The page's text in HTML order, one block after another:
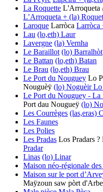
La Roquette L'Arroqueta
L’Arroqueta + (la)
Laroque Larròca Larròca
Lau (lo,eth) Laur
Lavergne (la) Vernha
Le Baraillot (lo) Barralhòt
Le Battan (lo,eth) Batan
Le Brau (lo,eth) Brau
Le Port du Nouguey Lo
Nouguèÿ (lo) Noguèir Lo
Le Port du Nouguey - La
Port dau Nougueÿ (lo)
Les Courrèges (las,eras)
Les Faunes
Les Polies
Les Pradas Los Pradars ?
Pradar
Linas (lo) Linar
Maison néo-régionale des
Maison sur le port
Maÿzoun saw pòrt